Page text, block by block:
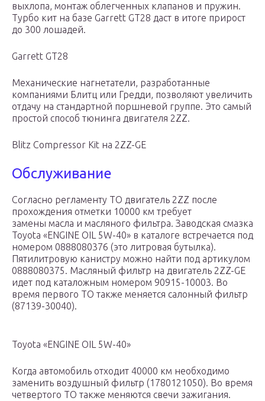
выхлопа, монтаж облегченных клапанов и пружин.
Турбо кит на базе Garrett GT28 даст в итоге прирост
до 300 лошадей.
Garrett GT28
Механические нагнетатели, разработанные
компаниями Блитц или Гредди, позволяют увеличить
отдачу на стандартной поршневой группе. Это самый
простой способ тюнинга двигателя 2ZZ.
Blitz Compressor Kit на 2ZZ-GE
Обслуживание
Согласно регламенту ТО двигатель 2ZZ после
прохождения отметки 10000 км требует
замены масла и масляного фильтра. Заводская смазка
Toyota «ENGINE OIL 5W-40» в каталоге встречается под
номером 0888080376 (это литровая бутылка).
Пятилитровую канистру можно найти под артикулом
0888080375. Масляный фильтр на двигатель 2ZZ-GE
идет под каталожным номером 90915-10003. Во
время первого ТО также меняется салонный фильтр
(87139-30040).
Toyota «ENGINE OIL 5W-40»
Когда автомобиль отходит 40000 км необходимо
заменить воздушный фильтр (1780121050). Во время
четвертого ТО также меняются свечи зажигания.